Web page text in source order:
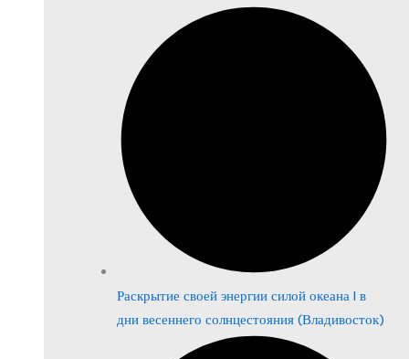
Раскрытие своей энергии силой океана | в
дни весеннего солнцестояния (Владивосток)